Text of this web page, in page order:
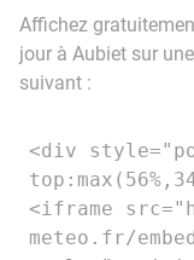
Affichez
jour à Aubiet sur
suivant :